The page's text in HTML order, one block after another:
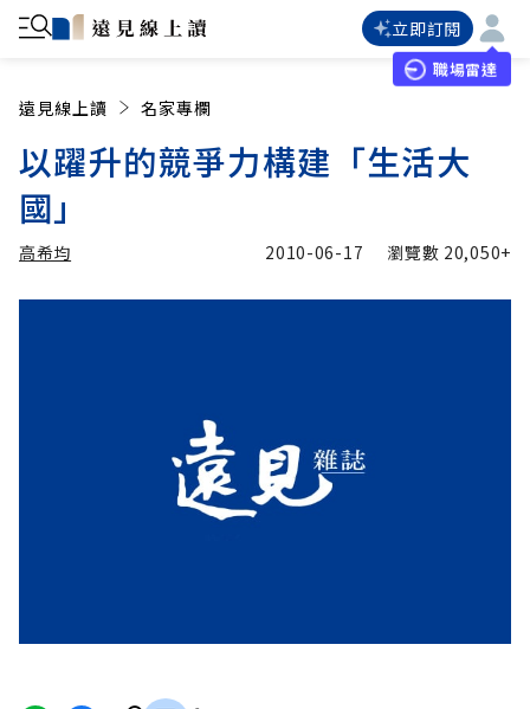
立即訂閱
職場雷達
遠見線上讀 名家專欄
以躍升的競爭力構建「生活大
國」
高希均 2010-06-17 瀏覽數 20,050+